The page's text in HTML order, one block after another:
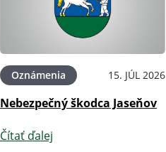
Oznámenia 15. JÚL 2026
Nebezpečný škodca Jaseňov
Čítať ďalej